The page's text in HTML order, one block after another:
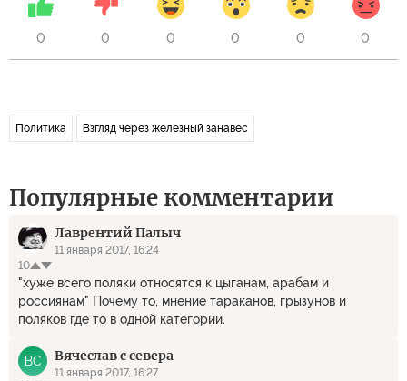
0 0 0 0 0 0
Политика Взгляд через железный занавес
Популярные комментарии
Лаврентий Палыч
11 января 2017, 16:24
10
"хуже всего поляки относятся к цыганам, арабам и
россиянам" Почему то, мнение тараканов, грызунов и
поляков где то в одной категории.
ВС Вячеслав с севера
11 января 2017, 16:27